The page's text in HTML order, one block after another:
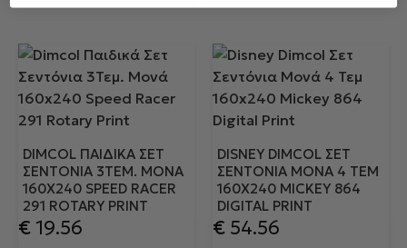
DIMCOL ΠΑΙΔΙΚΆ ΣΕΤ
ΣΕΝΤΌΝΙΑ 3ΤΕΜ. ΜΟΝΆ
160X240 SPEED RACER
291 ROTARY PRINT
€ 19.56
DISNEY DIMCOL ΣΕΤ
ΣΕΝΤΌΝΙΑ ΜΟΝΆ 4 ΤΕΜ
160X240 MICKEY 864
DIGITAL PRINT
€54.56